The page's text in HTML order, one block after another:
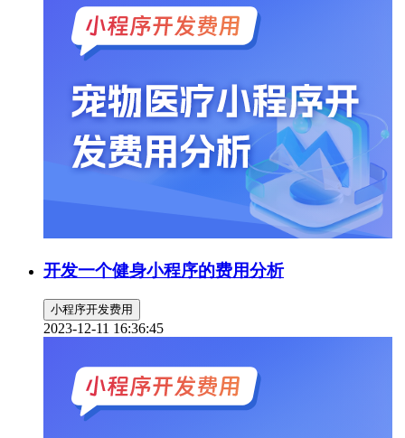
开发一个健身小程序的费用分析
小程序开发费用
2023-12-11 16:36:45